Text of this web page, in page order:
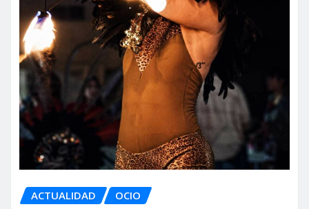
ACTUALIDAD OCIO